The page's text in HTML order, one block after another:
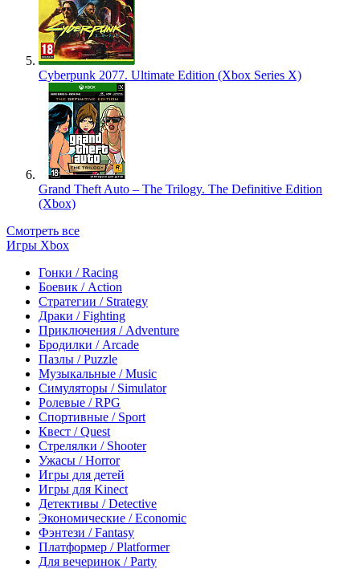
Cyberpunk 2077. Ultimate Edition (Xbox Series X)
Grand Theft Auto – The Trilogy. The Definitive Edition
(Xbox)
Смотреть все
Игры Xbox
Гонки / Racing
Боевик / Action
Стратегии / Strategy
Драки / Fighting
Приключения / Adventure
Бродилки / Arcade
Пазлы / Puzzle
Музыкальные / Music
Симуляторы / Simulator
Ролевые / RPG
Спортивные / Sport
Квест / Quest
Стрелялки / Shooter
Ужасы / Horror
Игры для детей
Игры для Kinect
Детективы / Detective
Экономические / Economic
Фэнтези / Fantasy
Платформер / Platformer
Для вечеринок / Party